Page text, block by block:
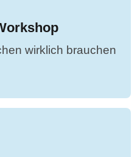
wirklich brauchen